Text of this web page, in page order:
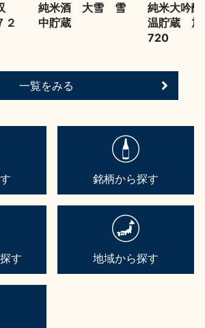
２
純米酒 大雪 雪
中貯蔵
純米大吟
温貯蔵
720
一覧をみる
銘柄から探す
す 地域から探す